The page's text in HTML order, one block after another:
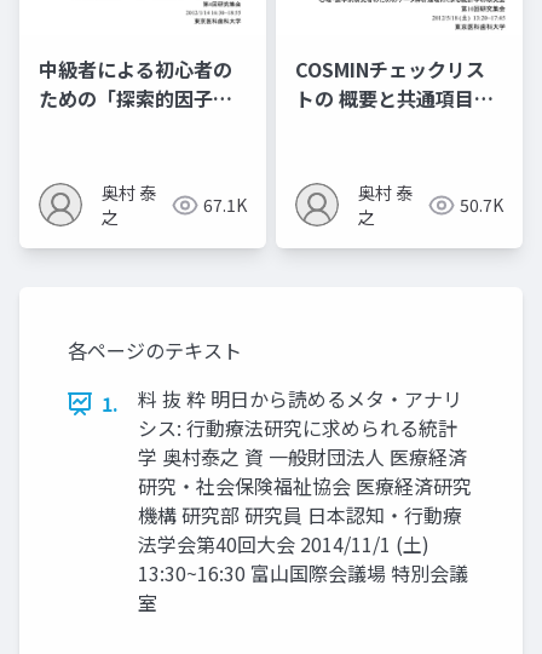
中級者による初心者の
ための「探索的因子分
奥村 泰
之
67.1K
COSMINチェックリス
トの 概要と共通項目の
奥村 泰
之
50.7K
各ページのテキスト
1.
料 抜 粋 明日から読めるメタ・アナリ
シス: ⾏動療法研究に求められる統計
学 奥村泰之 資 一般財団法人 医療経済
研究・社会保険福祉協会 医療経済研究
機構 研究部 研究員 日本認知・⾏動療
法学会第40回大会 2014/11/1 (土)
13:30~16:30 富山国際会議場 特別会議
室